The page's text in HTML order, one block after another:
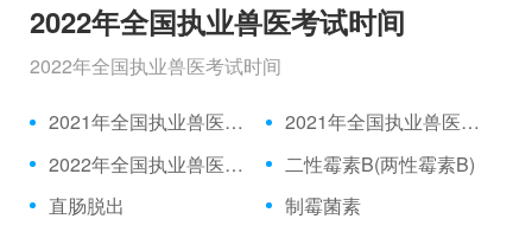
2022年全国执业兽医考试时间
2022年全国执业兽医考试时间
2021年全国执业兽医资格考试成绩公布时间、合格分数线
2021年全国执业兽医资格考试真题
2022年全国执业兽医考试时间
二性霉素B(两性霉素B)
直肠脱出
制霉菌素